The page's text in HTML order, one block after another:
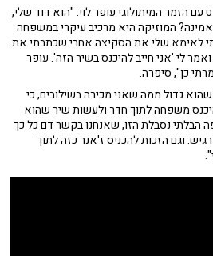
הזמר המיתולוגי עופר לוי. "הוא דוד שלי,
המוזיקה היא מרכיב עיקרי במשפחה
לאימא שלי את הסקיצה אחרי שכתבתי את
לי 'אני חייב להיכנס בשיר הזה'. עופר
כן", סיפרה.
גדול ממה שאני מכירה בשילובים, כי
משפחה לתוך חדר ולעשות שיר שהוא
הבלתי נסבלת הזו, שאנחנו בקשר דם כל כך
וגם הזכות להכניס ז'אנר כזה לתוך